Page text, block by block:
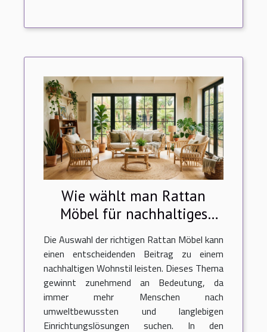
Wie wählt man Rattan
Möbel für nachhaltiges
Wohnen?
Die Auswahl der richtigen Rattan Möbel kann
einen entscheidenden Beitrag zu einem
nachhaltigen Wohnstil leisten. Dieses Thema
gewinnt zunehmend an Bedeutung, da
immer mehr Menschen nach
umweltbewussten und langlebigen
Einrichtungslösungen suchen. In den